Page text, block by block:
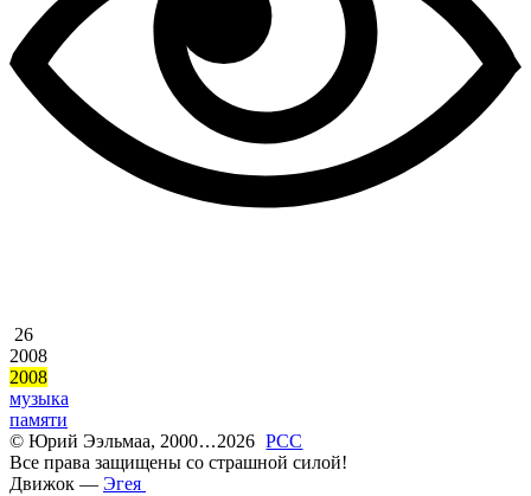
26
2008
2008
музыка
памяти
© Юрий Ээльмаа, 2000...2026 РСС
Все права защищены со страшной силой!
Движок — Эгея